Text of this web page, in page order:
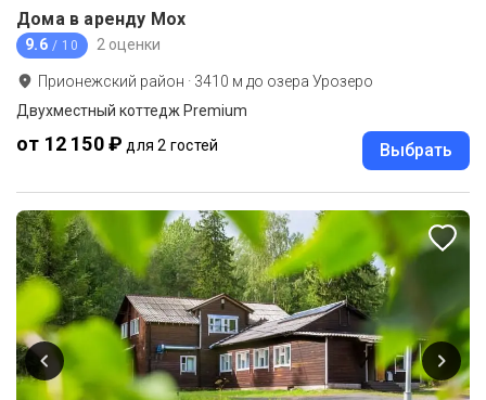
Дома в аренду Мох
9.6 / 10 2 оценки
Прионежский район · 3410 м до озера Урозеро
Двухместный коттедж Premium
от 12 150 ₽ для 2 гостей Выбрать